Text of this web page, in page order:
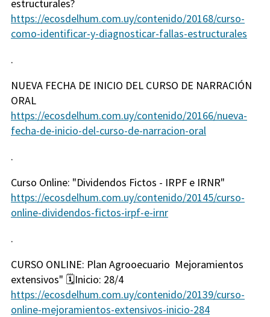
estructurales?
https://ecosdelhum.com.uy/contenido/20168/curso-
como-identificar-y-diagnosticar-fallas-estructurales
.
NUEVA FECHA DE INICIO DEL CURSO DE NARRACIÓN
ORAL
https://ecosdelhum.com.uy/contenido/20166/nueva-
fecha-de-inicio-del-curso-de-narracion-oral
.
Curso Online: "Dividendos Fictos - IRPF e IRNR"
https://ecosdelhum.com.uy/contenido/20145/curso-
online-dividendos-fictos-irpf-e-irnr
.
CURSO ONLINE: Plan Agrooecuario Mejoramientos
extensivos" 🗓️Inicio: 28/4
https://ecosdelhum.com.uy/contenido/20139/curso-
online-mejoramientos-extensivos-inicio-284